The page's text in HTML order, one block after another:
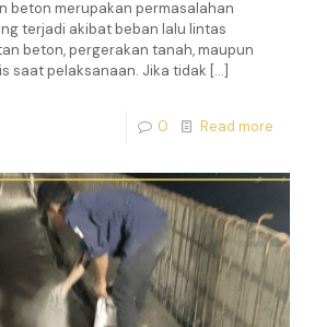
beton merupakan permasalahan
terjadi akibat beban lalu lintas
beton, pergerakan tanah, maupun
saat pelaksanaan. Jika tidak […]
0 Read more